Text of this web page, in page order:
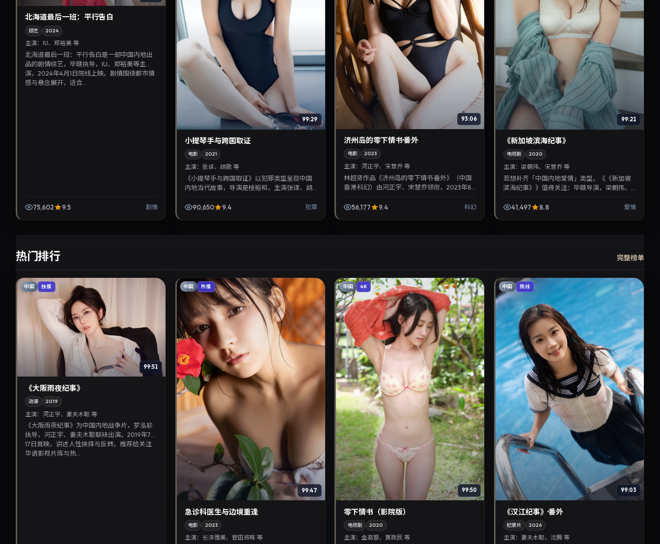
北海道最后一班：平行告白
综艺 2024
主演： IU、郑裕美 等
北海道最后一班：平行告白是一部中国内地出
品的剧情综艺，毕赣执导，IU、郑裕美等主
演，2024年4月1日院线上映。剧情围绕都市情
感与悬念展开，适合...
75,602 9.5 剧情
99:29
小提琴手与跨国取证
电影 2021
主演： 张译、胡歌 等
《小提琴手与跨国取证》以犯罪类型呈现中国
内地当代故事，导演是枝裕和，主演张译、胡
回放，兼顾口碑与...
90,650 9.4 犯罪
93:06
济州岛的零下情书·番外
电影 2023
主演：河正宇、宋慧乔 等
林超贤作品《济州岛的零下情书·番外》（中国
香港·科幻）由河正宇、宋慧乔领衔，2023年8
腻，可作为华语...
56,177 9.4 科幻
99:21
《新加坡滨海纪事》
电视剧 2020
主演： 梁朝伟、宋慧乔 等
若想补齐「中国内地爱情」类型，《《新加坡
滨海纪事》》值得关注：毕赣导演，梁朝伟、
清晰，适合华语剧迷...
41,497 8.8 爱情
热门排行 完整榜单
中国 独播
99:51
《大阪雨夜纪事》
动漫 2019
主演： 河正宇、妻夫木聪 等
《大阪雨夜纪事》为中国内地战争片，罗泓轸
执导，河正宇、妻夫木聪联袂出演。2019年7月
17日首映，讲述人性抉择与反转，推荐给关注
华语影视片库与热...
中国 热播
99:47
急诊科医生与边境重逢
电影 2023
主演： 长泽雅美、菅田将晖 等
中国 4K
99:50
零下情书（影院版）
电视剧 2020
主演：金高银、黄政民 等
中国 院线
99:03
《汉江纪事》·番外
纪录片 2026
主演： 妻夫木聪、沈腾 等